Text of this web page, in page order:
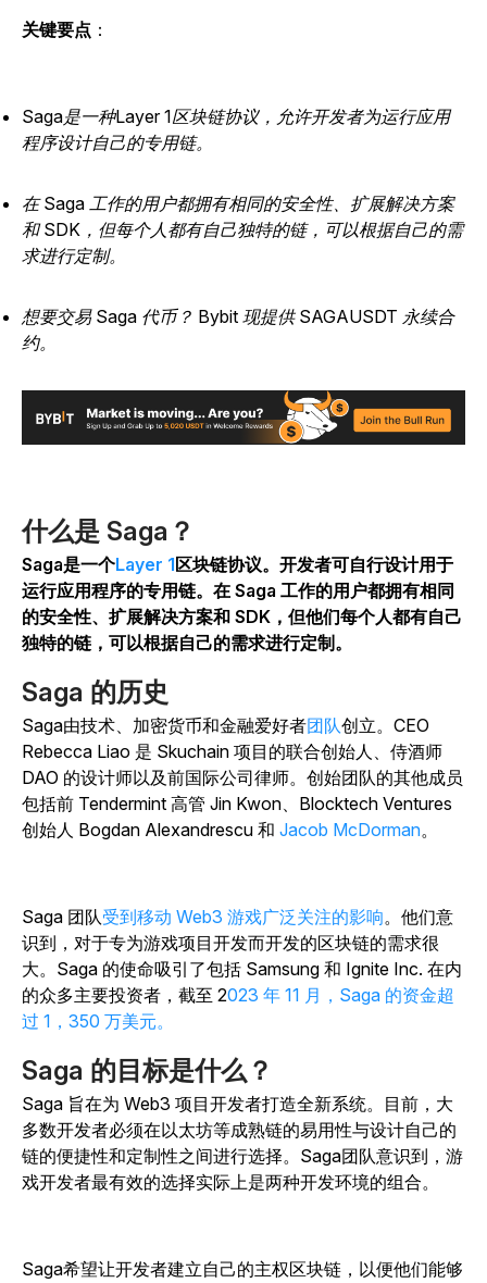
关键要点 ：
Saga是一种Layer 1区块链协议，允许开发者为运行应用
程序设计自己的专用链。
在 Saga 工作的用户都拥有相同的安全性、扩展解决方案
和 SDK，但每个人都有自己独特的链，可以根据自己的需
求进行定制。
想要交易 Saga 代币？ Bybit 现提供 SAGAUSDT 永续合
约。
什么是 Saga？
Saga是一个Layer 1区块链协议。开发者可自行设计用于
运行应用程序的专用链。在 Saga 工作的用户都拥有相同
的安全性、扩展解决方案和 SDK，但他们每个人都有自己
独特的链，可以根据自己的需求进行定制。
Saga 的历史
Saga由技术、加密货币和金融爱好者团队创立。CEO
Rebecca Liao 是 Skuchain 项目的联合创始人、侍酒师
DAO 的设计师以及前国际公司律师。 创始团队的其他成员
包括前 Tendermint 高管 Jin Kwon、Blocktech Ventures
创始人 Bogdan Alexandrescu 和 Jacob McDorman。
Saga 团队受到移动 Web3 游戏广泛关注的影响。他们意
识到，对于专为游戏项目开发而开发的区块链的需求很
大。Saga 的使命吸引了包括 Samsung 和 Ignite Inc. 在内
的众多主要投资者，截至 2023 年 11 月，Saga 的资金超
过 1，350 万美元。
Saga 的目标是什么？
Saga 旨在为 Web3 项目开发者打造全新系统。目前，大
多数开发者必须在以太坊等成熟链的易用性与设计自己的
链的便捷性和定制性之间进行选择。 Saga团队意识到，游
戏开发者最有效的选择实际上是两种开发环境的组合。
Saga希望让开发者建立自己的主权区块链，以便他们能够